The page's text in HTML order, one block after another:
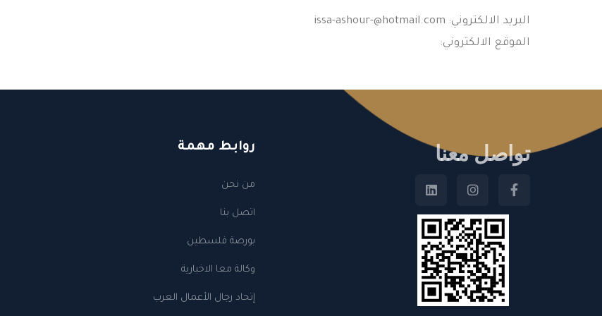
البريد الالكتروني: issa-ashour-@hotmail.com
الموقع الالكتروني:
تواصل معنا روابط مهمة
من نحن
اتصل بنا
بورصة فلسطين
وكالة معا الاخبارية
إتحاد رجال الأعمال العرب